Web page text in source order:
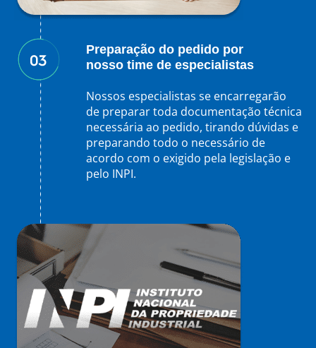
Preparação do pedido por
nosso time de especialistas
Nossos especialistas se encarregarão
de preparar toda documentação técnica
necessária ao pedido, tirando dúvidas e
preparando todo o necessário de
acordo com o exigido pela legislação e
pelo INPI.